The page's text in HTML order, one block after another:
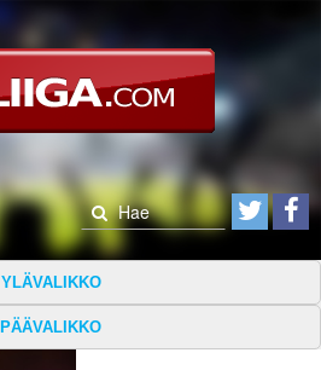
YLÄVALIKKO
PÄÄVALIKKO